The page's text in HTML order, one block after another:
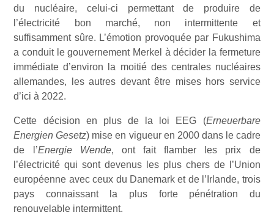
du nucléaire, celui-ci permettant de produire de
l’électricité bon marché, non intermittente et
suffisamment sûre. L’émotion provoquée par Fukushima
a conduit le gouvernement Merkel à décider la fermeture
immédiate d’environ la moitié des centrales nucléaires
allemandes, les autres devant être mises hors service
d’ici à 2022.
Cette décision en plus de la loi EEG (Erneuerbare
Energien Gesetz) mise en vigueur en 2000 dans le cadre
de l’Energie Wende, ont fait flamber les prix de
l’électricité qui sont devenus les plus chers de l’Union
européenne avec ceux du Danemark et de l’Irlande, trois
pays connaissant la plus forte pénétration du
renouvelable intermittent.